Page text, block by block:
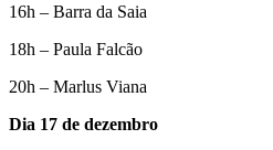
16h – Barra da Saia
18h – Paula Falcão
20h – Marlus Viana
Dia 17 de dezembro